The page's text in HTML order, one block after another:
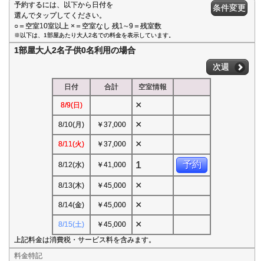
予約するには、以下から日付を
選んでタップしてください。
○＝空室10室以上 ×＝空室なし 残1∼9＝残室数
条件変更
※以下は、1部屋あたり大人2名での料金を表示しています。
1部屋大人2名子供0名利用の場合
次週
日付 合計 空室情報
8/9(日) ×
8/10(月) ￥37,000 ×
8/11(火) ￥37,000 ×
8/12(水) ￥41,000 1 予約
8/13(木) ￥45,000 ×
8/14(金) ￥45,000 ×
8/15(土) ￥45,000 ×
上記料金は消費税・サービス料を含みます。
料金特記